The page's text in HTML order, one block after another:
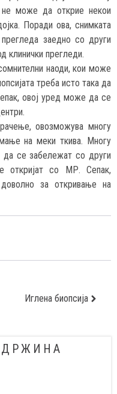
може да открие некои
Поради ова, снимката
заедно со други
клинички прегледи.
наоди, кои може
треба исто така да
овој уред може да се
овозможува многу
на меки ткива. Многу
се забележат со други
откријат со МР. Сепак,
за откривање на
Иглена биопсија